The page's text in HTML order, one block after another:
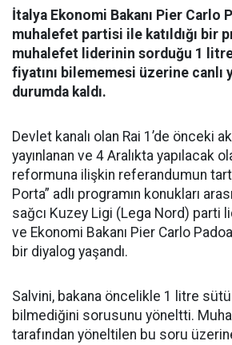
İtalya Ekonomi Bakanı Pier Carlo
muhalefet partisi ile katıldığı bir
muhalefet liderinin sorduğu 1
fiyatını bilememesi üzerine canlı
durumda kaldı.
Devlet kanalı olan Rai 1’de önceki
yayınlanan ve 4 Aralıkta yapılacak
reformuna ilişkin referandumun
Porta” adlı programın konukları
sağcı Kuzey Ligi (Lega Nord) parti
ve Ekonomi Bakanı Pier Carlo
bir diyalog yaşandı.
Salvini, bakana öncelikle 1 litre
bilmediğini sorusunu yöneltti.
tarafından yöneltilen bu soru